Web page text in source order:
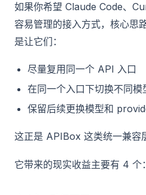
如果你希望 Claude Code、
容易管理的接入方式，核心思
是让它们：
尽量复用同一个 API 入口
在同一个入口下切换不同模
保留后续更换模型和
这正是 APIBox 这类统一兼容
它带来的现实收益主要有 4 个：